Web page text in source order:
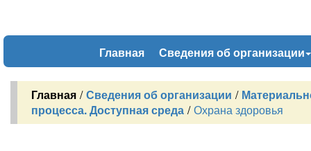
Главная Сведения об организации
Главная / Сведения об организации /
процесса. Доступная среда / Охрана здоровья